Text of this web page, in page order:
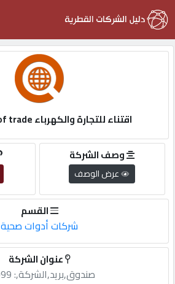
التسجيل
English
أضف
اقتناء للتجارة والكهرباء Acquisition of trade
وصف الشركة
عرض الوصف
القسم
شركات أدوات صحية
عنوان الشركة
صندوق,بريد,الشركة,: 36099